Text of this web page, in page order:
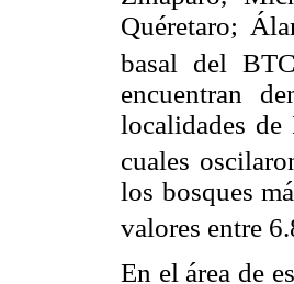
Quéretaro;
basal del
encuentran
localidades
cuales
los bosques
valores entre
En el área de